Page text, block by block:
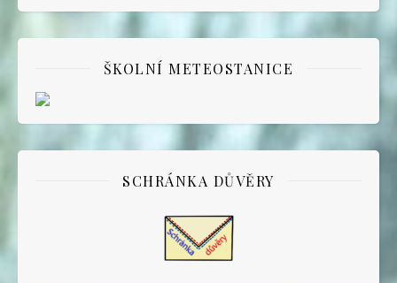
ŠKOLNÍ METEOSTANICE
SCHRÁNKA DŮVĚRY